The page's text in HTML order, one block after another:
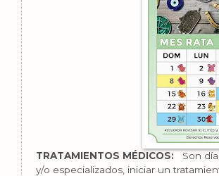
TRATAMIENTOS MÉDICOS: Son
y/o especializados, iniciar un